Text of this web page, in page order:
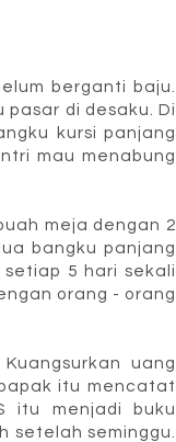
berganti baju.
di desaku. Di
kursi panjang
mau menabung
meja dengan 2
bangku panjang
5 hari sekali
orang - orang
uang
itu mencatat
itu menjadi buku
setelah seminggu.